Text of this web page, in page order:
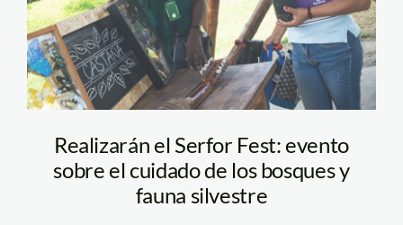
Realizarán el Serfor Fest: evento
sobre el cuidado de los bosques y
fauna silvestre